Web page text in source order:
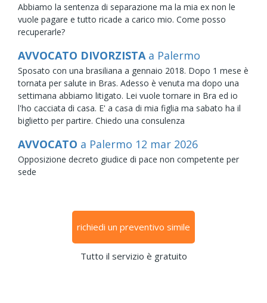
Abbiamo la sentenza di separazione ma la mia ex non le
vuole pagare e tutto ricade a carico mio. Come posso
recuperarle?
AVVOCATO DIVORZISTA a Palermo
Sposato con una brasiliana a gennaio 2018. Dopo 1 mese è
tornata per salute in Bras. Adesso è venuta ma dopo una
settimana abbiamo litigato. Lei vuole tornare in Bra ed io
l'ho cacciata di casa. E' a casa di mia figlia ma sabato ha il
biglietto per partire. Chiedo una consulenza
AVVOCATO a Palermo 12 mar 2026
Opposizione decreto giudice di pace non competente per
sede
richiedi un preventivo simile
Tutto il servizio è gratuito